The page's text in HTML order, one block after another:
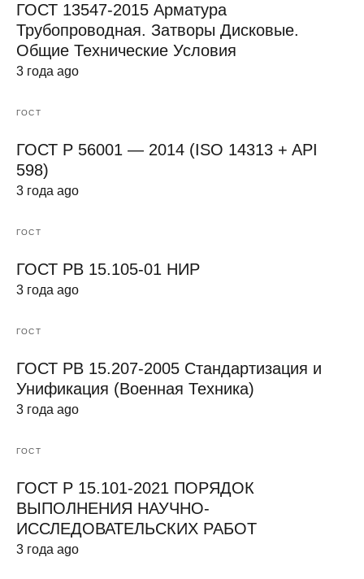
ГОСТ 13547-2015 Арматура
Трубопроводная. Затворы Дисковые.
Общие Технические Условия
3 года ago
ГОСТ
ГОСТ Р 56001 — 2014 (ISO 14313 + API
598)
3 года ago
ГОСТ
ГОСТ РВ 15.105-01 НИР
3 года ago
ГОСТ
ГОСТ РВ 15.207-2005 Стандартизация и
Унификация (Военная Техника)
3 года ago
ГОСТ
ГОСТ Р 15.101-2021 ПОРЯДОК
ВЫПОЛНЕНИЯ НАУЧНО-
ИССЛЕДОВАТЕЛЬСКИХ РАБОТ
3 года ago